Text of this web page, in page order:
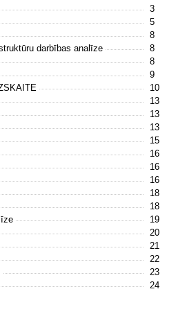
3
5
8
darbības analīze
8
8
9
10
13
13
13
15
16
16
16
18
18
19
20
21
22
23
24